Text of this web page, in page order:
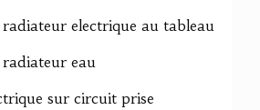
electrique au tableau
eau
sur circuit prise